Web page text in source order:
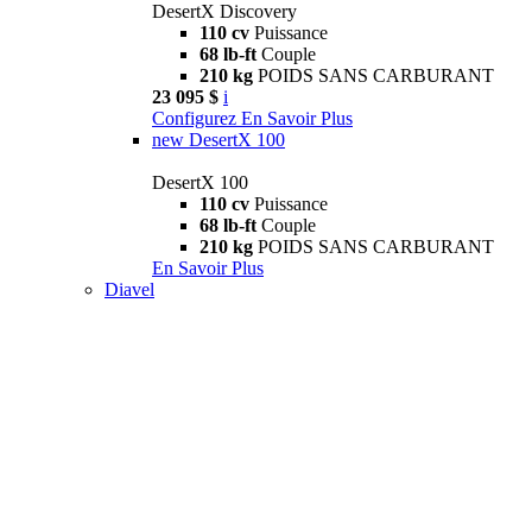
DesertX Discovery
110 cv Puissance
68 lb-ft Couple
210 kg POIDS SANS CARBURANT
23 095 $ i
Configurez En Savoir Plus
new DesertX 100
DesertX 100
110 cv Puissance
68 lb-ft Couple
210 kg POIDS SANS CARBURANT
En Savoir Plus
Diavel